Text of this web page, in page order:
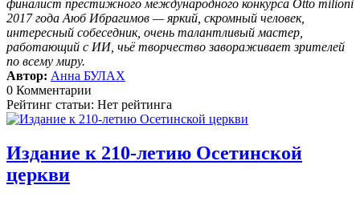
финалист престижного международного конкурса Otto milioni
2017 года Аюб Ибрагимов — яркий, скромный человек,
интересный собеседник, очень талантливый мастер,
работающий с ИИ, чьё творчество завораживает зрителей
по всему миру.
Автор: Анна БУЛАХ
0 Комментарии
Рейтинг статьи: Нет рейтинга
Издание к 210-летию Осетинской
церкви